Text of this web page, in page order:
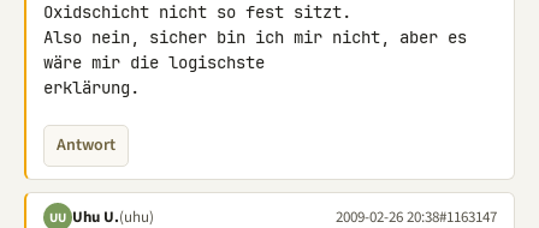
Oxidschicht nicht so fest sitzt.
Also nein, sicher bin ich mir nicht, aber es
wäre mir die logischste
erklärung.
Antwort
UU Uhu U.(uhu) 2009-02-26 20:38#1163147